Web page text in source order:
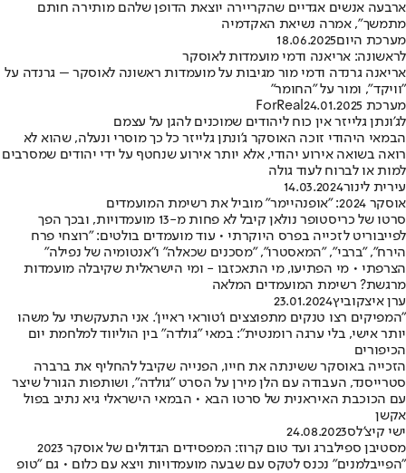
ארבעה אנשים אגדיים שהקריירה יוצאת הדופן שלהם מותירה חותם
מתמשך", אמרה נשיאת האקדמיה
מערכת היום18.06.2025
לראשונה: אריאנה ודמי מועמדות לאוסקר
אריאנה גרנדה ודמי מור מגיבות על מועמדות ראשונה לאוסקר – גרנדה על
"וויקד", ומור על "החומר"
מערכת ForReal 24.01.2025
לג'ונתן גלייזר אין כוח ליהודים שמוכנים להגן על עצמם
הבמאי היהודי זוכה האוסקר ג'ונתן גלייזר כל כך מוסרי ונעלה, שהוא לא
רואה בשואה אירוע יהודי, אלא יותר אירוע שנחטף על ידי יהודים שמסרבים
למות או לברוח לעוד גולה
עירית לינור14.03.2024
אוסקר 2024: "אופנהיימר" מוביל את רשימת המועמדים
סרטו של כריסטופר נולאן קיבל לא פחות מ-13 מועמדויות, ובכך הפך
לפייבוריט לזכייה בפרס היוקרתי • עוד מועמדים בולטים: "רוצחי פרח
הירח", "ברבי", "המאסטרו", "מסכנים שכאלה" ו"אנטומיה של נפילה"
הצרפתי • מי הפתיעו, מי התאכזבו - ומי הישראלית שקיבלה מועמדות
מרגשת? רשימת המועמדים המלאה
ערן איצקוביץ23.01.2024
"המפיקים רצו טנקים מתפוצצים ו'טוראי ראיין'. אני התעקשתי על משהו
יותר אישי, בלי ערגה רומנטית": במאי "גולדה" בין הוליווד למלחמת יום
הכיפורים
הזכייה באוסקר ששינתה את חייו, הפנייה שקיבל להחליף את ברברה
סטרייסנד, העבודה עם הלן מירן על הסרט "גולדה", ושותפות הגורל שיצר
עם הכוכבת האיראנית של סרטו הבא • הבמאי הישראלי גיא נתיב בפול
אקשן
ישי קיצ'לס24.08.2023
מסטיבן ספילברג ועד טום קרוז: המפסידים הגדולים של אוסקר 2023
"הפייבלמנים" נכנס לטקס עם שבעה מועמדויות ויצא עם כלום • גם "טופ